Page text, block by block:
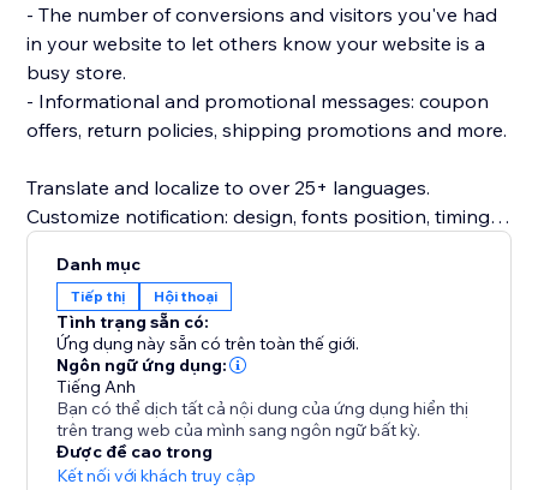
- The number of conversions and visitors you've had
in your website to let others know your website is a
busy store.
- Informational and promotional messages: coupon
offers, return policies, shipping promotions and more.
Translate and localize to over 25+ languages.
Customize notification: design, fonts position, timing
Beautifully designed and mobile friendly.
Inline embedded social proof trust signals directly on
product page (PDP) or as a popup notification.
What's Social Proof?
If you ever booked a hotel online because it was hot
selling and you didn’t want to miss, you've been
affected by social proof.
Danh mục
Tiếp thị Hội thoại
Tình trạng sẵn có:
Ứng dụng này sẵn có trên toàn thế giới.
Ngôn ngữ ứng dụng:
Tiếng Anh
Bạn có thể dịch tất cả nội dung của ứng dụng hiển thị
trên trang web của mình sang ngôn ngữ bất kỳ.
Được đề cao trong
Kết nối với khách truy cập